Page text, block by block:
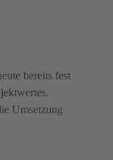
bereits fest
Umsetzung